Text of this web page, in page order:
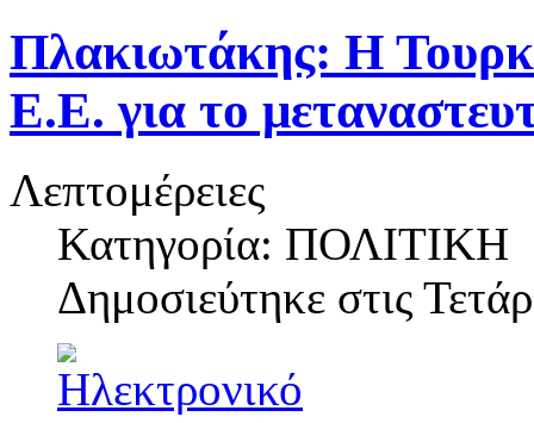
Πλακιωτάκης: Η
Ε.Ε. για το
Λεπτομέρειες
Κατηγορία: ΠΟΛΙΤΙΚΗ
Δημοσιεύτηκε στις